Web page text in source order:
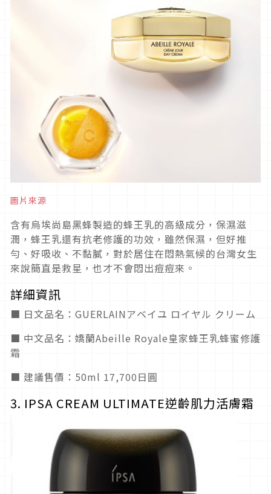
圖片來源
含有烏埃尚島黑蜂製造的蜂王乳的高級成分，保濕滋
潤，蜂王乳還有抗老修護的功效，雖然保濕，但好推
勻、好吸收、不黏膩，對於居住在悶熱氣候的台灣女生
來說簡直是救星，也才不會悶出痘痘來。
詳細資訊
■ 日文品名：GUERLAINアベイユ ロイヤル クリーム
■ 中文品名：嬌蘭Abeille Royale皇家蜂王乳蜂蜜修護
霜
■ 建議售價：50ml 17,700日圓
3. IPSA CREAM ULTIMATE逆齡肌力活膚霜